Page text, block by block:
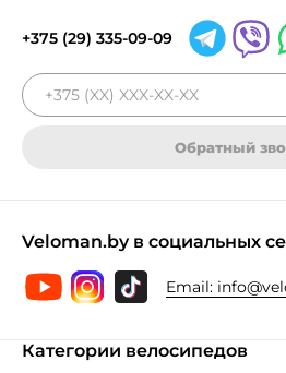
+375 (29) 335-09-09
Обратный
Veloman.by в социальных
Email:
Категории велосипедов